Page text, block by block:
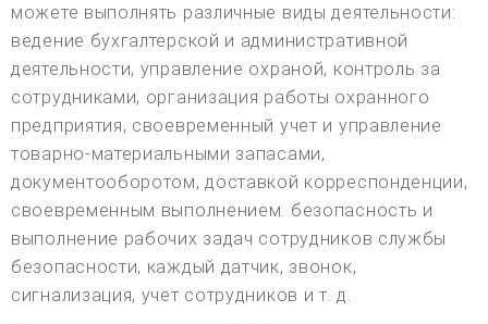
можете выполнять различные виды деятельности:
ведение бухгалтерской и административной
деятельности, управление охраной, контроль за
сотрудниками, организация работы охранного
предприятия, своевременный учет и управление
товарно-материальными запасами,
документооборотом, доставкой корреспонденции,
своевременным выполнением. безопасность и
выполнение рабочих задач сотрудников службы
безопасности, каждый датчик, звонок,
сигнализация, учет сотрудников и т. д.